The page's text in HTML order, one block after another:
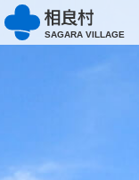
SAGARA VILLAGE